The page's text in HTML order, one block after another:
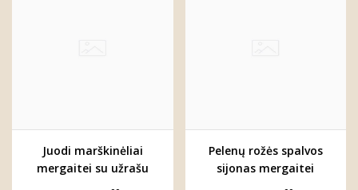
Juodi marškinėliai
mergaitei su užrašu
Pelenų rožės spalvos
sijonas mergaitei